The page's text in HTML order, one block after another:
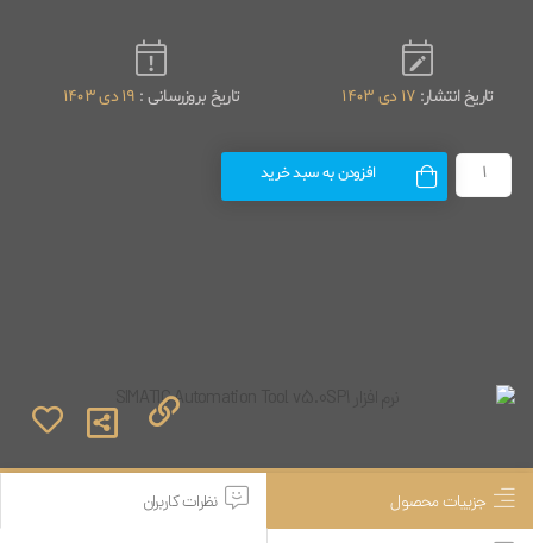
تاریخ انتشار: 17 دی 1403 تاریخ بروزرسانی : 19 دی 1403
افزودن به سبد خرید
جزییات محصول نظرات کاربران